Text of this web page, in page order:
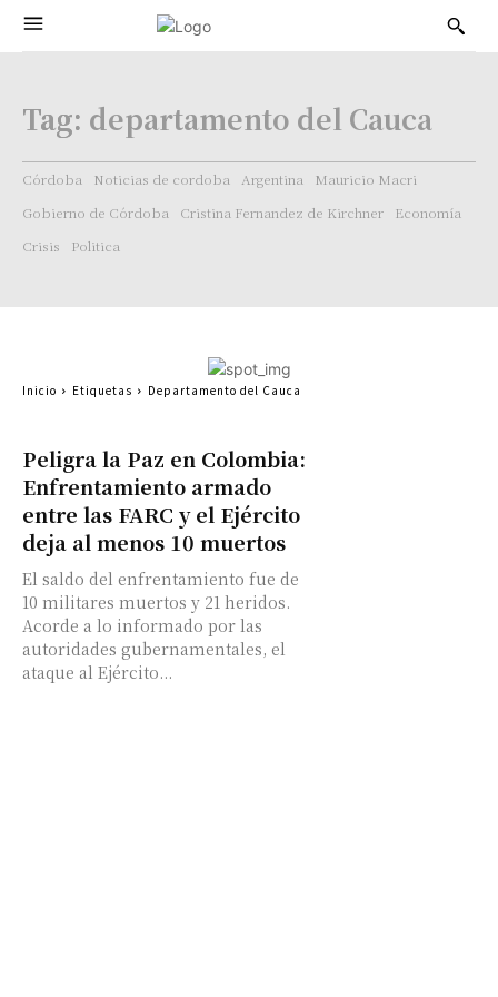
Tag: departamento del Cauca
Córdoba Noticias de cordoba Argentina
Mauricio Macri
Gobierno de Córdoba
Cristina Fernandez de Kirchner
Economía
Crisis
Politica
Peligra la Paz en Colombia:
Enfrentamiento armado
entre las FARC y el Ejército
deja al menos 10 muertos
El saldo del enfrentamiento fue de
10 militares muertos y 21 heridos.
Acorde a lo informado por las
autoridades gubernamentales, el
ataque al Ejército...
Inicio Etiquetas Departamento del Cauca